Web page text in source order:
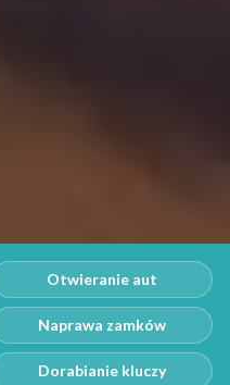
Otwieranie aut
Naprawa zamków
Dorabianie kluczy